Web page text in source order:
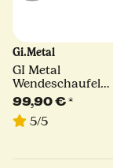
Gi.Metal
GI Metal
Wendeschaufel
Azzurra | Ø 20 cm
Stiellänge 75 cm
99,90 €*
5/5